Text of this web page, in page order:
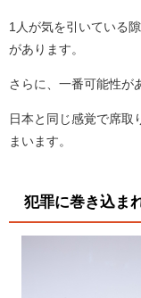
1人が気を引いている
があります。
さらに、一番可能性が
日本と同じ感覚で席取
まいます。
犯罪に巻き込ま